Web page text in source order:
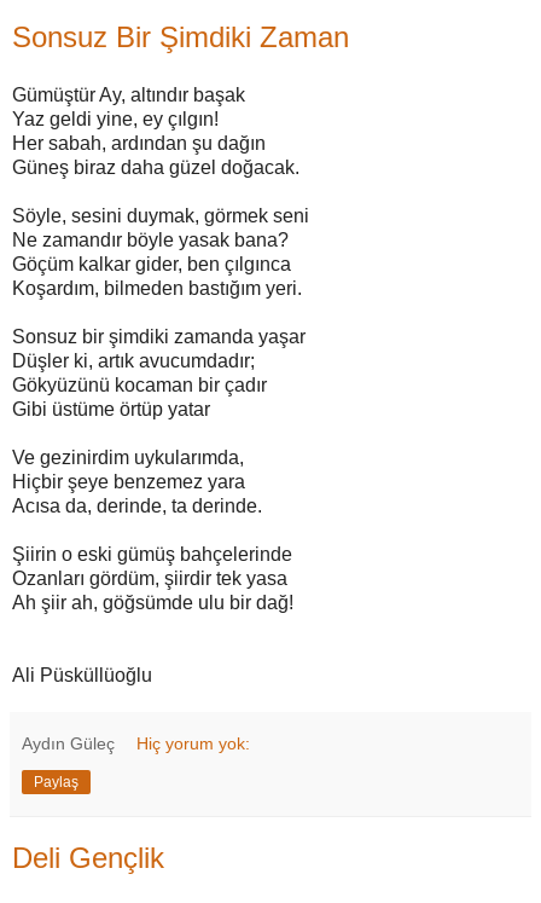
Sonsuz Bir Şimdiki Zaman
Gümüştür Ay, altındır başak
Yaz geldi yine, ey çılgın!
Her sabah, ardından şu dağın
Güneş biraz daha güzel doğacak.
Söyle, sesini duymak, görmek seni
Ne zamandır böyle yasak bana?
Göçüm kalkar gider, ben çılgınca
Koşardım, bilmeden bastığım yeri.
Sonsuz bir şimdiki zamanda yaşar
Düşler ki, artık avucumdadır;
Gökyüzünü kocaman bir çadır
Gibi üstüme örtüp yatar
Ve gezinirdim uykularımda,
Hiçbir şeye benzemez yara
Acısa da, derinde, ta derinde.
Şiirin o eski gümüş bahçelerinde
Ozanları gördüm, şiirdir tek yasa
Ah şiir ah, göğsümde ulu bir dağ!
Ali Püsküllüoğlu
Aydın Güleç Hiç yorum yok:
Paylaş
Deli Gençlik